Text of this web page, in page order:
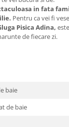
in fata
Pentru ca vei fi
Pisica Adina,
de fiecare zi.
baie
de baie